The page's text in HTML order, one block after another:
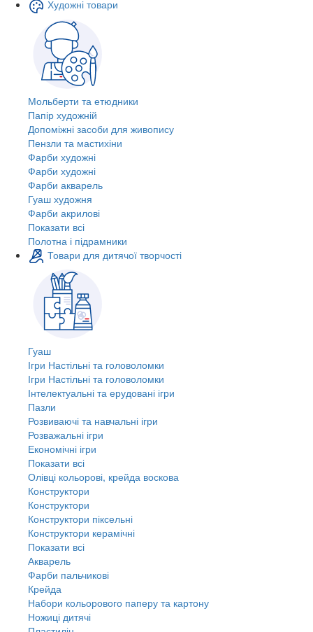
Художні товари
Мольберти та етюдники
Папір художній
Допоміжні засоби для живопису
Пензли та мастихіни
Фарби художні
Фарби художні
Фарби акварель
Гуаш художня
Фарби акрилові
Показати всі
Полотна і підрамники
Товари для дитячої творчості
Гуаш
Ігри Настільні та головоломки
Ігри Настільні та головоломки
Інтелектуальні та ерудовані ігри
Пазли
Розвиваючі та навчальні ігри
Розважальні ігри
Економічні ігри
Показати всі
Олівці кольорові, крейда воскова
Конструктори
Конструктори
Конструктори піксельні
Конструктори керамічні
Показати всі
Акварель
Фарби пальчикові
Крейда
Набори кольорового паперу та картону
Ножиці дитячі